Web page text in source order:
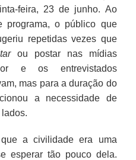
feira, 23 de junho. Ao
programa, o público que
repetidas vezes que
ou postar nas mídias
e os entrevistados
mas para a duração do
a necessidade de
a civilidade era uma
esperar tão pouco dela.